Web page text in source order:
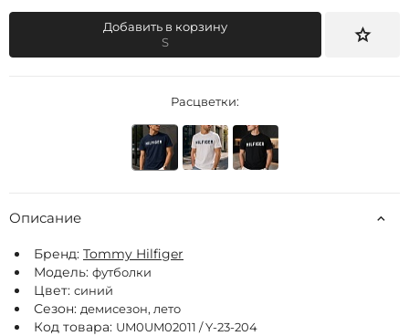
Добавить в корзину
S
Расцветки:
Описание
Бренд: Tommy Hilfiger
Модель: футболки
Цвет: синий
Сезон: демисезон, лето
Код товара: UM0UM02011 / Y-23-204